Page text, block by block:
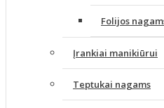
Folijos
Įrankiai manikiūrui
Teptukai nagams